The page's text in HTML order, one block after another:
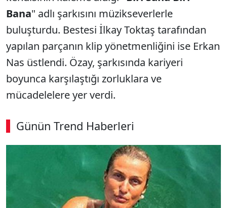
Bana" adlı şarkısını müzikseverlerle
buluşturdu. Bestesi İlkay Toktaş tarafından
yapılan parçanın klip yönetmenliğini ise Erkan
Nas üstlendi. Özay, şarkısında kariyeri
boyunca karşılaştığı zorluklara ve
mücadelelere yer verdi.
Günün Trend Haberleri